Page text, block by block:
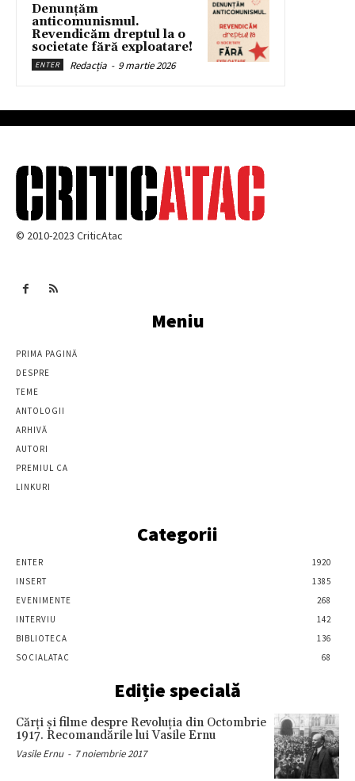
Denunțăm
anticomunismul.
Revendicăm dreptul la o
societate fără exploatare!
ENTER Redacția - 9 martie 2026
© 2010-2023 CriticAtac
Meniu
PRIMA PAGINĂ
DESPRE
TEME
ANTOLOGII
ARHIVĂ
AUTORI
PREMIUL CA
LINKURI
Categorii
ENTER
1920
INSERT
1385
EVENIMENTE
268
INTERVIU
142
BIBLIOTECA
136
SOCIALATAC
68
Ediție specială
Cărţi şi filme despre Revoluţia din Octombrie
1917. Recomandările lui Vasile Ernu
Vasile Ernu - 7 noiembrie 2017